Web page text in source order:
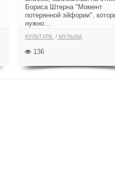
Бориса Штерна "Момент
потерянной эйфории",
нужно...
КУЛЬТУРА МУЗЫКА
136